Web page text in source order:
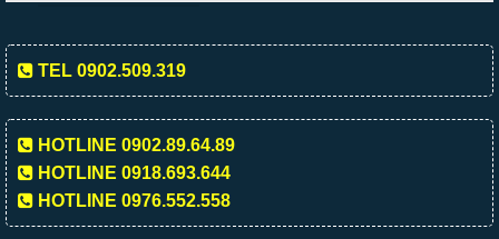
TEL 0902.509.319
HOTLINE 0902.89.64.89
HOTLINE 0918.693.644
HOTLINE 0976.552.558